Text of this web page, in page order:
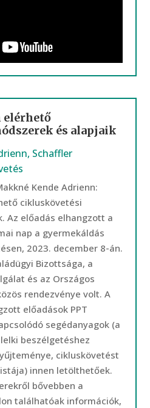
elérhető
és alapjaik
, Schaffler
Kende Adrienn:
cikluskövetési
Az előadás elhangzott a
nap a gyermekáldás
2023. december 8-án.
Bizottsága, a
és az Országos
rendezvénye volt. A
előadások PPT
segédanyagok (a
beszélgetéshez
cikluskövetést
innen letölthetőek.
bővebben a
találhatóak információk,